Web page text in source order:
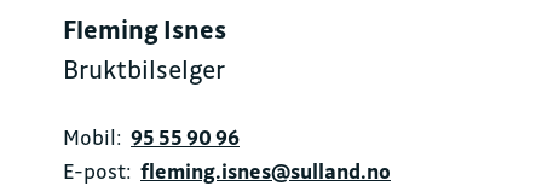
Fleming Isnes
Bruktbilselger
Mobil: 95 55 90 96
E-post: fleming.isnes@sulland.no